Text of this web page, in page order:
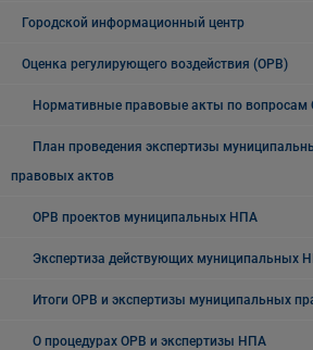
Городской информационный центр
Оценка регулирующего воздействия (ОРВ)
Нормативные правовые акты по вопросам
План проведения экспертизы
правовых актов
ОРВ проектов муниципальных НПА
Экспертиза действующих муниципальных
Итоги ОРВ и экспертизы муниципальных
О процедурах ОРВ и экспертизы НПА